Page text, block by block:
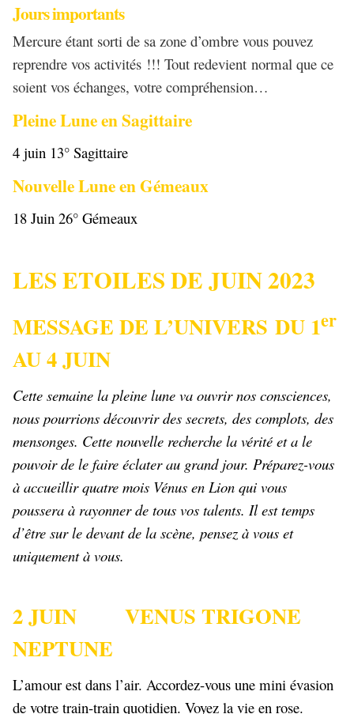
Jours importants
Mercure étant sorti de sa zone d’ombre vous pouvez
reprendre vos activités !!! Tout redevient normal que ce
soient vos échanges, votre compréhension…
Pleine Lune en Sagittaire
4 juin 13° Sagittaire
Nouvelle Lune en Gémeaux
18 Juin 26° Gémeaux
LES ETOILES DE JUIN 2023
MESSAGE DE L’UNIVERS DU 1er
AU 4 JUIN
Cette semaine la pleine lune va ouvrir nos consciences,
nous pourrions découvrir des secrets, des complots, des
mensonges. Cette nouvelle recherche la vérité et a le
pouvoir de le faire éclater au grand jour. Préparez-vous
à accueillir quatre mois Vénus en Lion qui vous
poussera à rayonner de tous vos talents. Il est temps
d’être sur le devant de la scène, pensez à vous et
uniquement à vous.
2 JUIN VENUS TRIGONE
NEPTUNE
L’amour est dans l’air. Accordez-vous une mini évasion
de votre train-train quotidien. Voyez la vie en rose.